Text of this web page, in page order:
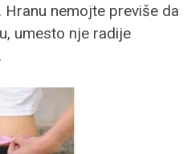
nemojte previše da
umesto nje radije